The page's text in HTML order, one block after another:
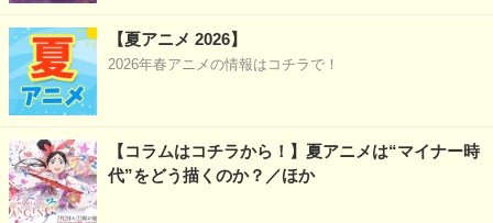
【夏アニメ 2026】
2026年春アニメの情報はコチラで！
【コラムはコチラから！】夏アニメは“マイナー時
代”をどう描くのか？／ほか